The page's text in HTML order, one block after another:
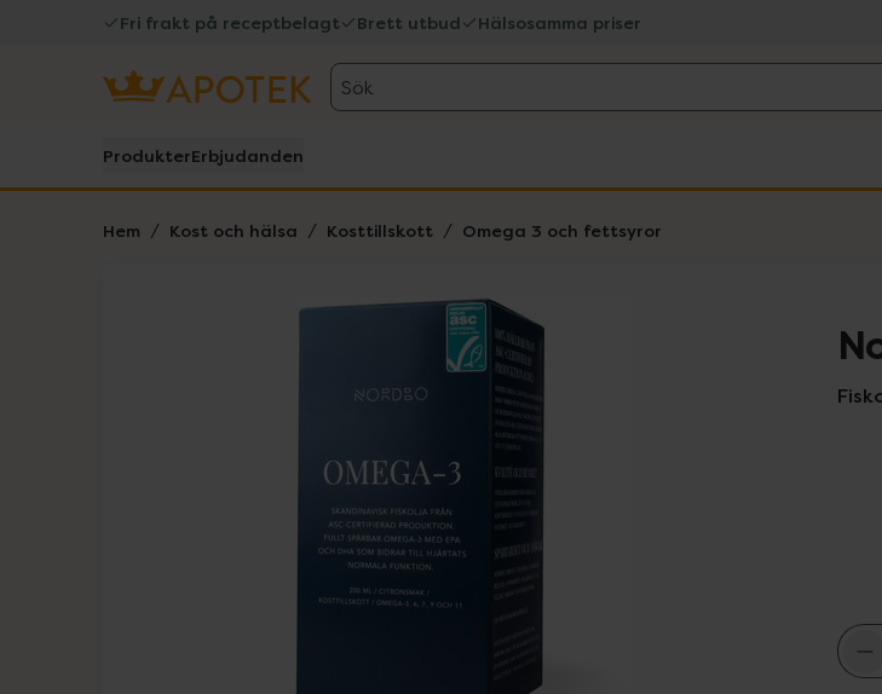
Fri frakt på receptbelagt Brett utbud Hälsosamma priser
Sök
ProdukterErbjudanden
Hem Kost och hälsa Kosttillskott Omega 3 och fettsyror